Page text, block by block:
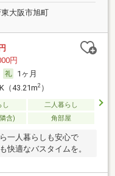
大阪市旭町
円
1ヶ月
（43.21m2）
し
二人暮らし
含) 角部屋
一人暮らしも安心で
快適なバスタイムを。